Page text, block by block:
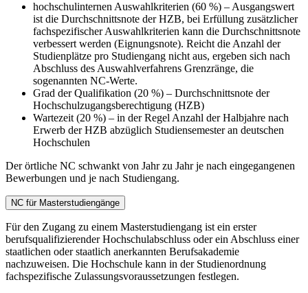
hochschulinternen Auswahlkriterien (60 %) – Ausgangswert
ist die Durchschnittsnote der HZB, bei Erfüllung zusätzlicher
fachspezifischer Auswahlkriterien kann die Durchschnittsnote
verbessert werden (Eignungsnote). Reicht die Anzahl der
Studienplätze pro Studiengang nicht aus, ergeben sich nach
Abschluss des Auswahlverfahrens Grenzränge, die
sogenannten NC-Werte.
Grad der Qualifikation (20 %) – Durchschnittsnote der
Hochschulzugangsberechtigung (HZB)
Wartezeit (20 %) – in der Regel Anzahl der Halbjahre nach
Erwerb der HZB abzüglich Studiensemester an deutschen
Hochschulen
Der örtliche NC schwankt von Jahr zu Jahr je nach eingegangenen
Bewerbungen und je nach Studiengang.
NC für Masterstudiengänge
Für den Zugang zu einem Masterstudiengang ist ein erster
berufsqualifizierender Hochschulabschluss oder ein Abschluss einer
staatlichen oder staatlich anerkannten Berufsakademie
nachzuweisen. Die Hochschule kann in der Studienordnung
fachspezifische Zulassungsvoraussetzungen festlegen.